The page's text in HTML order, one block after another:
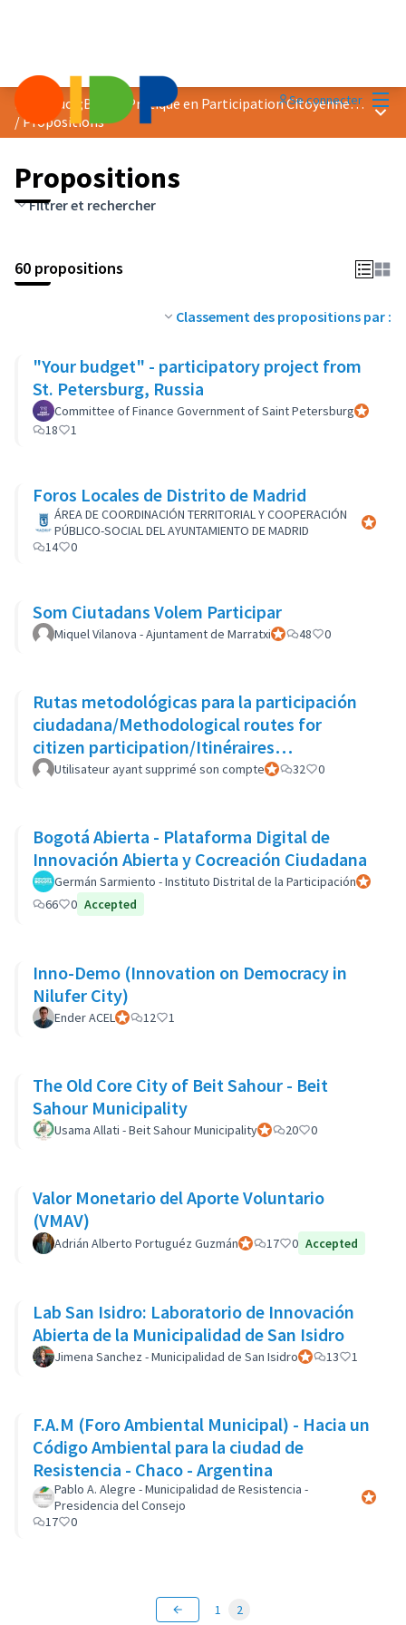
Se connecter
Prix &quot;Bonne Pratique en Participation Citoyenne&quot; 2018
/Propositions
Propositions
Filtrer et rechercher
60 propositions
Classement des propositions par :
"Your budget" - participatory project from
St. Petersburg, Russia
Committee of Finance Government of Saint Petersburg
18
1
Foros Locales de Distrito de Madrid
ÁREA DE COORDINACIÓN TERRITORIAL Y COOPERACIÓN
PÚBLICO-SOCIAL DEL AYUNTAMIENTO DE MADRID
14
0
Som Ciutadans Volem Participar
Miquel Vilanova - Ajuntament de MarratxiParticipant officiel
48 0
Rutas metodológicas para la participación
ciudadana/Methodological routes for
citizen participation/Itinéraires
méthodologiques pour la participation
Utilisateur ayant supprimé son compteParticipant officiel
32 0
Bogotá Abierta - Plataforma Digital de
Innovación Abierta y Cocreación Ciudadana
Germán Sarmiento - Instituto Distrital de la Participación
66
0 Accepted
Inno-Demo (Innovation on Democracy in
Nilufer City)
Ender ACELParticipant officiel
12 1
The Old Core City of Beit Sahour - Beit
Sahour Municipality
Usama Allati - Beit Sahour MunicipalityParticipant officiel
20 0
Valor Monetario del Aporte Voluntario
(VMAV)
Adrián Alberto Portuguéz GuzmánParticipant officiel
17 0 Accepted
Lab San Isidro: Laboratorio de Innovación
Abierta de la Municipalidad de San Isidro
Jimena Sanchez - Municipalidad de San IsidroParticipant officiel
13 1
F.A.M (Foro Ambiental Municipal) - Hacia un
Código Ambiental para la ciudad de
Resistencia - Chaco - Argentina
Pablo A. Alegre - Municipalidad de Resistencia -
Presidencia del Consejo
17
0
1 2